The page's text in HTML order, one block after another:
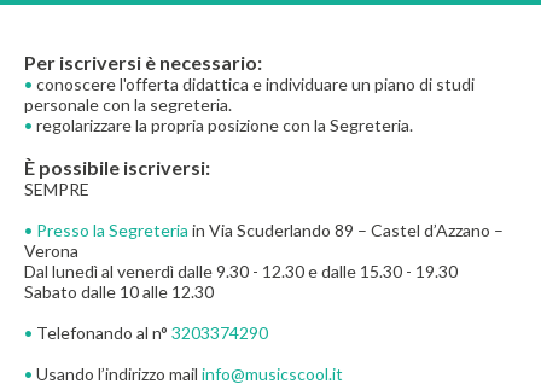
Per iscriversi è necessario:
• conoscere l'offerta didattica e individuare un piano di studi
personale con la segreteria.
• regolarizzare la propria posizione con la Segreteria.
È possibile iscriversi:
SEMPRE
• Presso la Segreteria in Via Scuderlando 89 – Castel d’Azzano –
Verona
Dal lunedì al venerdì dalle 9.30 - 12.30 e dalle 15.30 - 19.30
Sabato dalle 10 alle 12.30
• Telefonando al n° 3203374290
• Usando l’indirizzo mail info@musicscool.it